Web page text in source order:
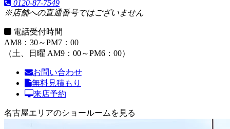
0120-87-7549
※店舗への直通番号ではございません
電話受付時間
AM8：30～PM7：00
（土、日曜 AM9：00～PM6：00）
お問い合わせ
無料見積もり
来店予約
名古屋エリアのショールームを見る